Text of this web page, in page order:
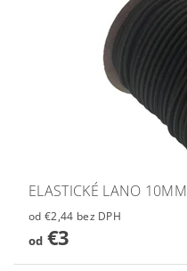
ELASTICKÉ LANO 10MM
od €2,44 bez DPH
od€3